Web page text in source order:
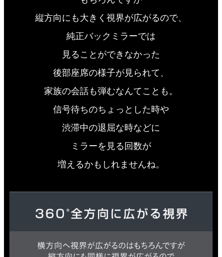
縦方向にも大きく視界が広がるので、
純正バックミラーでは
見ることができなかった
後部座席の様子が見られて、
家族の会話も弾むなんてことも。
信号待ちのちょっとした時や
渋滞中の退屈な時などに
ミラーを見る回数が
増えるかもしれませんね。